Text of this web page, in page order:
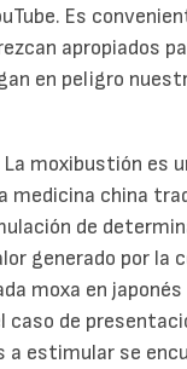
Es
apropiados
en peligro
La moxibustión es
medicina china
de
generado por la
moxa en
caso de
a estimular se